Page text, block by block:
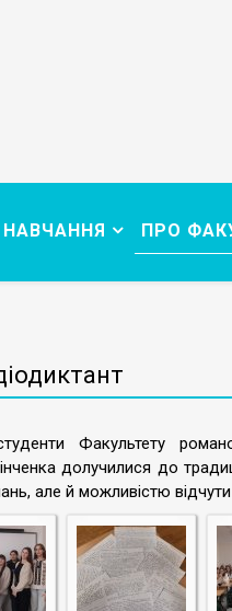
НАВЧАННЯ ПРО
Факультету
долучилися до
але й можливістю